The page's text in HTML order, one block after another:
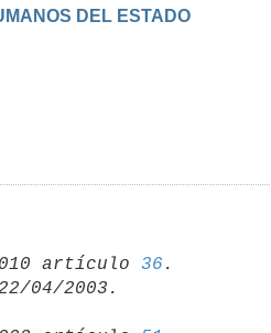
DEL ESTADO
artículo 36